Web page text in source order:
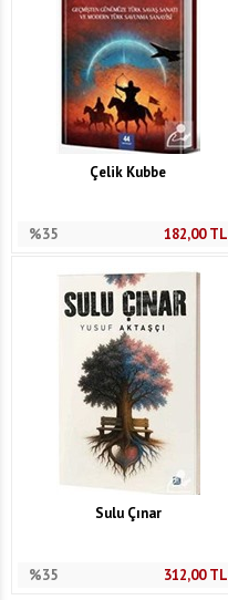
Çelik Kubbe
%35 182,00TL
Sulu Çınar
%35 312,00TL